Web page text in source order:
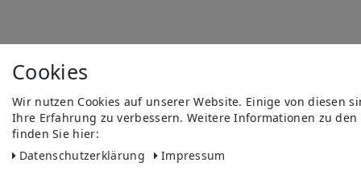
Cookies
Wir nutzen Cookies auf unserer Website. Einige von diesen
Ihre Erfahrung zu verbessern. Weitere Informationen zu
finden Sie hier:
Daten­schutz­erklärung
Impressum